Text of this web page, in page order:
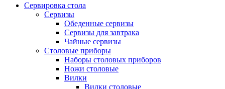
Сервировка стола
Cервизы
Обеденные сервизы
Сервизы для завтрака
Чайные сервизы
Столовые приборы
Наборы столовых приборов
Ножи столовые
Вилки
Вилки столовые